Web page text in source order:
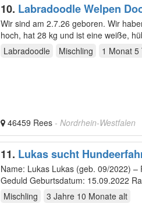
10. Labradoodle Welpen
erfahrene liebevolle
Wir sind am 2.7.26 geboren. Wir
hoch, hat 28 kg und ist eine weiße,
Labradoodle
Mischling 1 Monat 5
46459 Rees - Nordrhein-Westfalen
11. Lukas sucht
Name: Lukas Lukas (geb. 09/2022)
Geduld Geburtsdatum: 15.09.2022 Rasse: Mischling (vermutlich Border Terrier / Shih Tzu / Spitz-Mix)
…
Mischling 3 Jahre 10 Monate alt